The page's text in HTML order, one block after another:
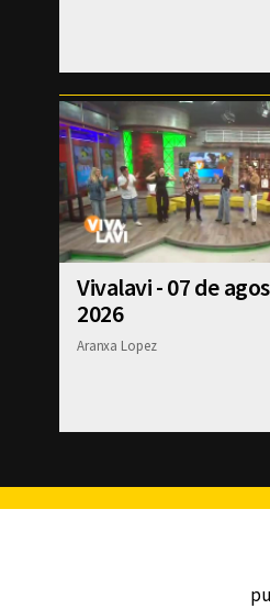
Vivalavi - 07 de
2026
Aranxa Lopez